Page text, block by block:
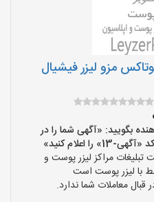
مزو لیزر فیشیال
بگویید: «آگهی شما را در
اعلام کنید»
مراکز لیزر پوست و
با لیزر پوست است
معاملات شما ندارد.